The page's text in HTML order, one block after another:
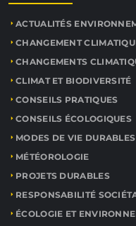
ACTUALITÉS
CHANGEMENT
CHANGEMENTS
CLIMAT ET BIODIVERSITÉ
CONSEILS PRATIQUES
CONSEILS ÉCOLOGIQUES
MODES DE VIE DURABLES
MÉTÉOROLOGIE
PROJETS DURABLES
RESPONSABILITÉ
ÉCOLOGIE ET